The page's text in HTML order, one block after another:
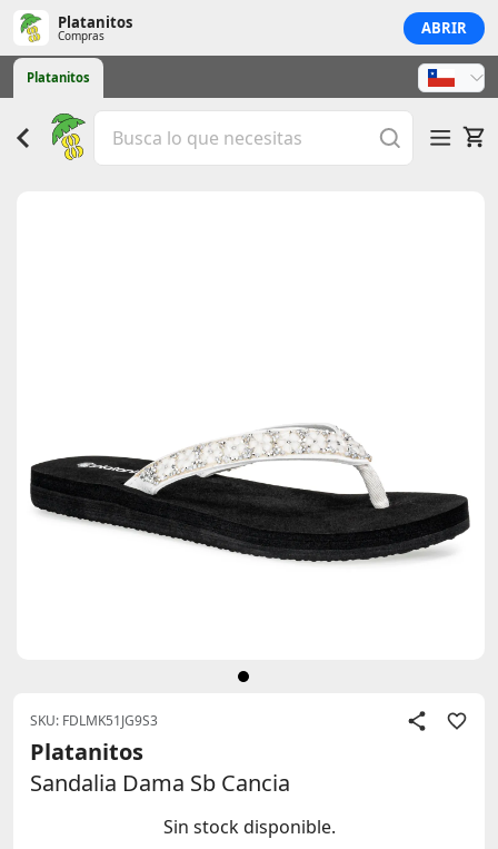
Platanitos
Compras ABRIR
Platanitos
SKU: FDLMK51JG9S3
Platanitos
Sandalia Dama Sb Cancia
Sin stock disponible.